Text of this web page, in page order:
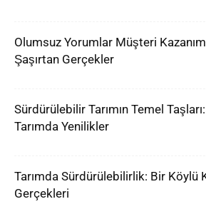
Olumsuz Yorumlar Müşteri
Şaşırtan Gerçekler
Sürdürülebilir Tarımın Temel
Tarımda Yenilikler
Tarımda Sürdürülebilirlik: Bir Köylü
Gerçekleri